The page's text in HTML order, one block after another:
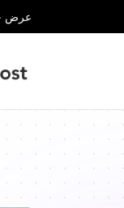
عرض خاص